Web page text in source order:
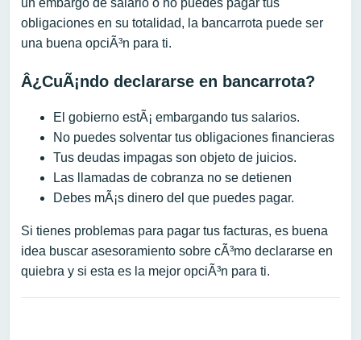
un embargo de salario o no puedes pagar tus
obligaciones en su totalidad, la bancarrota puede ser
una buena opciÃ³n para ti.
Â¿CuÃ¡ndo declararse en bancarrota?
El gobierno estÃ¡ embargando tus salarios.
No puedes solventar tus obligaciones financieras
Tus deudas impagas son objeto de juicios.
Las llamadas de cobranza no se detienen
Debes mÃ¡s dinero del que puedes pagar.
Si tienes problemas para pagar tus facturas, es buena
idea buscar asesoramiento sobre cÃ³mo declararse en
quiebra y si esta es la mejor opciÃ³n para ti.